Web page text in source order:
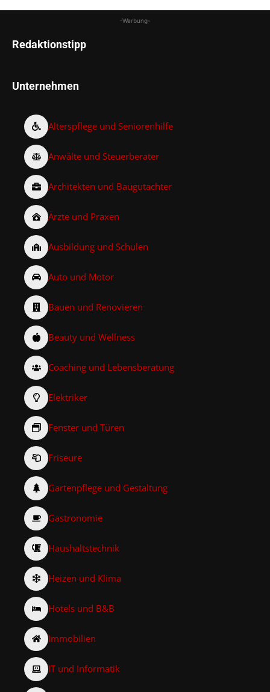
-Werbung-
Redaktionstipp
Unternehmen
Alterspflege und Seniorenhilfe
Anwälte und Steuerberater
Architekten und Baugutachter
Ärzte und Praxen
Ausbildung und Schulen
Auto und Motor
Bauen und Renovieren
Beauty und Wellness
Coaching und Lebensberatung
Elektriker
Fenster und Türen
Friseure
Gartenpflege und Gestaltung
Gastronomie
Haushaltstechnik
Heizen und Klima
Hotels und B&B
Immobilien
IT und Informatik